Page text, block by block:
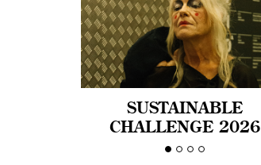
SUSTAINABLE
CHALLENGE 2026
CELEBRA LA